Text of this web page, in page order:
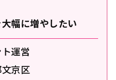
幅に増やしたい
運営
京区